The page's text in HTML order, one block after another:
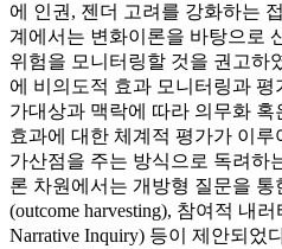
에 인권, 젠더 고려를 강화하는
계에서는 변화이론을 바탕으로
위험을 모니터링할 것을 권고하
에 비의도적 효과 모니터링과
가대상과 맥락에 따라 의무화
효과에 대한 체계적 평가가 이루
가산점을 주는 방식으로 독려하
론 차원에서는 개방형 질문을
(outcome harvesting), 참여적 내
Narrative Inquiry) 등이 제안되었